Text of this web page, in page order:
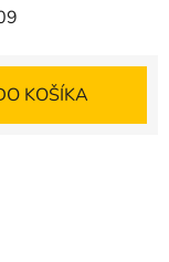
KOŠÍKA